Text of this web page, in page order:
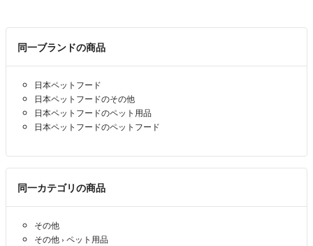
同一ブランドの商品
日本ペットフード
日本ペットフードのその他
日本ペットフードのペット用品
日本ペットフードのペットフード
同一カテゴリの商品
その他
その他 › ペット用品